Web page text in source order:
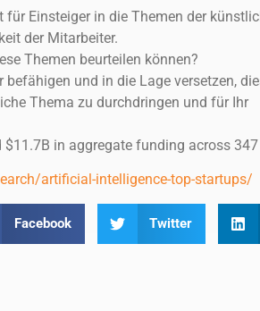
Einsteiger in die Themen der
der Mitarbeiter.
Themen beurteilen können?
befähigen und in die Lage versetzen,
Thema zu durchdringen und für Ihr
in aggregate funding across
artificial-intelligence-top-startups/
Facebook Twitter